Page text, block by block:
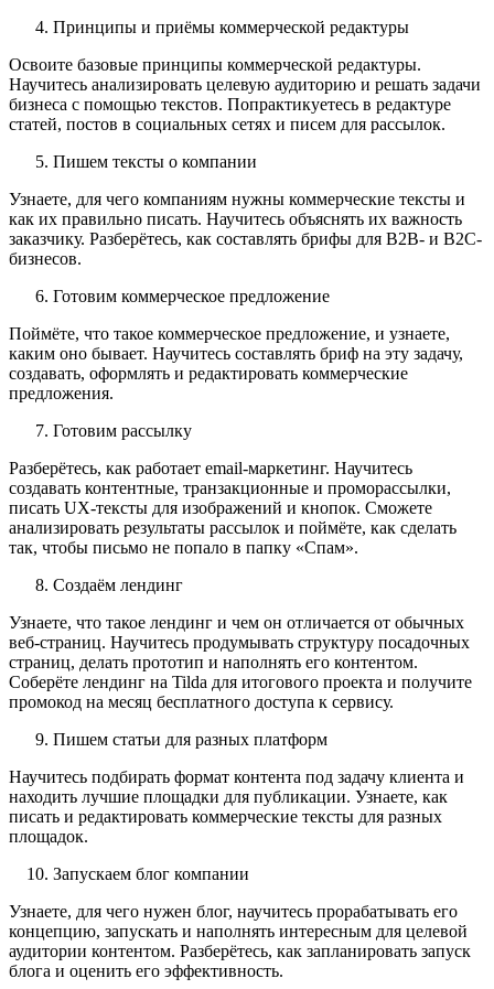
Принципы и приёмы коммерческой редактуры
Освоите базовые принципы коммерческой редактуры.
Научитесь анализировать целевую аудиторию и решать задачи
бизнеса с помощью текстов. Попрактикуетесь в редактуре
статей, постов в социальных сетях и писем для рассылок.
Пишем тексты о компании
Узнаете, для чего компаниям нужны коммерческие тексты и
как их правильно писать. Научитесь объяснять их важность
заказчику. Разберётесь, как составлять брифы для B2B- и B2C-
бизнесов.
Готовим коммерческое предложение
Поймёте, что такое коммерческое предложение, и узнаете,
каким оно бывает. Научитесь составлять бриф на эту задачу,
создавать, оформлять и редактировать коммерческие
предложения.
Готовим рассылку
Разберётесь, как работает email-маркетинг. Научитесь
создавать контентные, транзакционные и проморассылки,
писать UX-тексты для изображений и кнопок. Сможете
анализировать результаты рассылок и поймёте, как сделать
так, чтобы письмо не попало в папку «Спам».
Создаём лендинг
Узнаете, что такое лендинг и чем он отличается от обычных
веб-страниц. Научитесь продумывать структуру посадочных
страниц, делать прототип и наполнять его контентом.
Соберёте лендинг на Tilda для итогового проекта и получите
промокод на месяц бесплатного доступа к сервису.
Пишем статьи для разных платформ
Научитесь подбирать формат контента под задачу клиента и
находить лучшие площадки для публикации. Узнаете, как
писать и редактировать коммерческие тексты для разных
площадок.
Запускаем блог компании
Узнаете, для чего нужен блог, научитесь прорабатывать его
концепцию, запускать и наполнять интересным для целевой
аудитории контентом. Разберётесь, как запланировать запуск
блога и оценить его эффективность.